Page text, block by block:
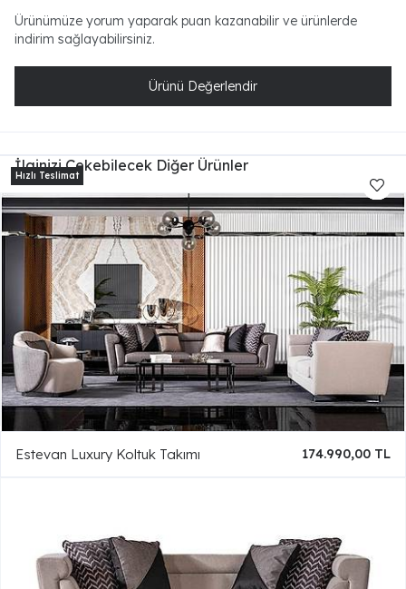
Ürünümüze yorum yaparak puan kazanabilir ve ürünlerde
indirim sağlayabilirsiniz.
Ürünü Değerlendir
İlginizi Çekebilecek Diğer Ürünler
Estevan Luxury Koltuk Takımı 174.990,00 TL